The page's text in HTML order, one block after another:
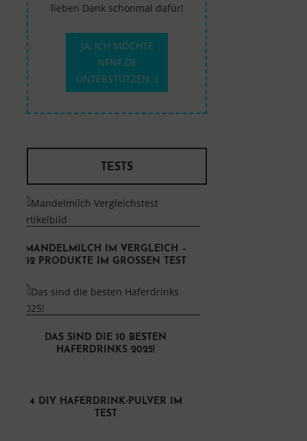
lieben Dank schonmal dafür!
JA, ICH MÖCHTE
NFNF.DE
UNTERSTÜTZEN :)
TESTS
MANDELMILCH IM VERGLEICH –
52 PRODUKTE IM GROSSEN TEST
DAS SIND DIE 10 BESTEN
HAFERDRINKS 2025!
4 DIY HAFERDRINK-PULVER IM
TEST